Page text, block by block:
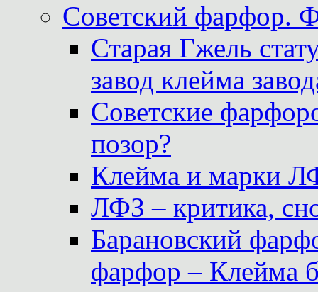
Советский фарфор.
Старая Гжель
завод клейма
Советские
позор?
Клейма и марки
ЛФЗ – критика,
Барановский
фарфор – Клейма